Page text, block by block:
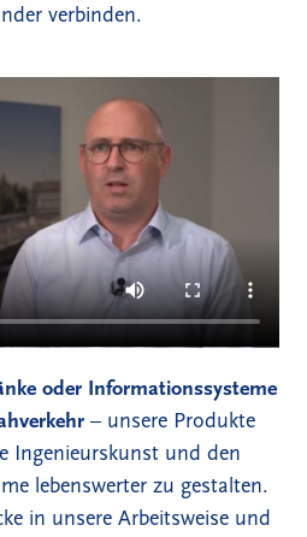
verbinden.
oder Informationssysteme
– unsere Produkte
Ingenieurskunst und den
lebenswerter zu gestalten.
in unsere Arbeitsweise und